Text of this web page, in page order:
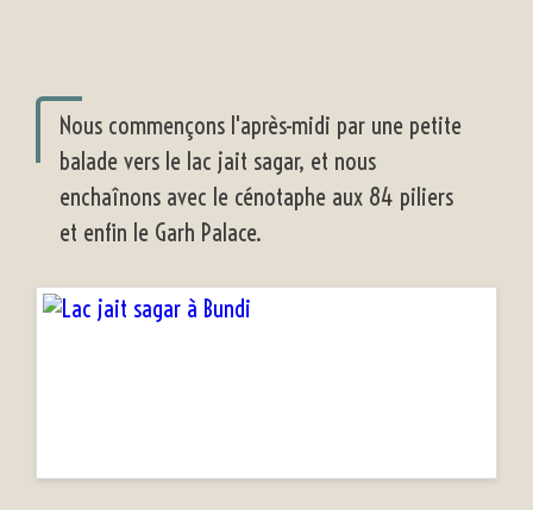
Nous commençons l'après-midi par une petite
balade vers le lac jait sagar, et nous
enchaînons avec le cénotaphe aux 84 piliers
et enfin le Garh Palace.